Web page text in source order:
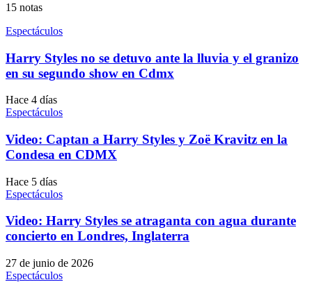
15 notas
Espectáculos
Harry Styles no se detuvo ante la lluvia y el granizo
en su segundo show en Cdmx
Hace 4 días
Espectáculos
Video: Captan a Harry Styles y Zoë Kravitz en la
Condesa en CDMX
Hace 5 días
Espectáculos
Video: Harry Styles se atraganta con agua durante
concierto en Londres, Inglaterra
27 de junio de 2026
Espectáculos